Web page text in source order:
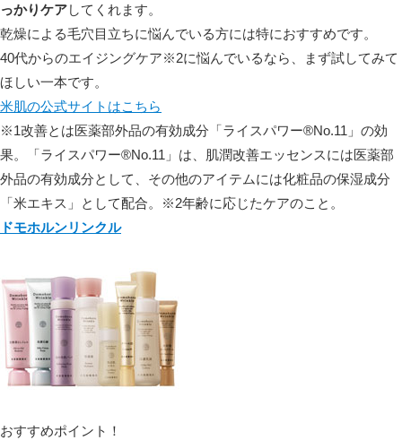
っかりケアしてくれます。
乾燥による毛穴目立ちに悩んでいる方には特におすすめです。
40代からのエイジングケア※2に悩んでいるなら、まず試してみて
ほしい一本です。
米肌の公式サイトはこちら
※1改善とは医薬部外品の有効成分「ライスパワー®No.11」の効
果。「ライスパワー®No.11」は、肌潤改善エッセンスには医薬部
外品の有効成分として、その他のアイテムには化粧品の保湿成分
「米エキス」として配合。※2年齢に応じたケアのこと。
ドモホルンリンクル
おすすめポイント！